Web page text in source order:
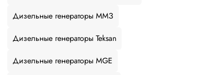
Дизельные генераторы ММЗ
Дизельные генераторы Teksan
Дизельные генераторы MGE